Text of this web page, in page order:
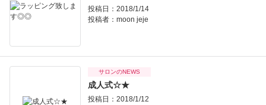
投稿日：2018/1/14
投稿者： moon jeje
サロンのNEWS
成人式☆★
投稿日：2018/1/12